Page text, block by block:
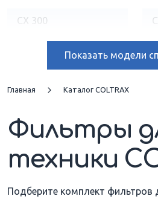
CX 300
CX 800
MX 280
Показатьмодели
Главная Каталог COLTRAX
Фильтры
техники
Подберите комплект фильтров